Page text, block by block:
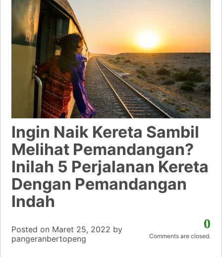
Ingin Naik Kereta Sambil
Melihat Pemandangan?
Inilah 5 Perjalanan Kereta
Dengan Pemandangan
Indah
0
Comments are closed.
Posted on Maret 25, 2022 by
pangeranbertopeng